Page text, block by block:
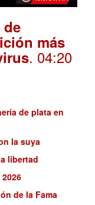
más
. 04:20
de plata en
la suya
libertad
de la Fama